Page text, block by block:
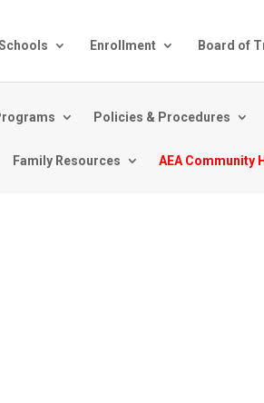
Enrollment Board of
Policies & Procedures
Family Resources AEA Community